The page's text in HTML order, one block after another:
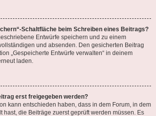
Schaltfläche beim Schreiben eines Beitrags?
Entwürfe speichern und zu einem
und absenden. Den gesicherten Beitrag
„Gespeicherte Entwürfe verwalten“ in deinem
laden.
erst freigegeben werden?
kann entschieden haben, dass in dem Forum, in dem
hast, die Beiträge zuerst geprüft werden müssen. Es